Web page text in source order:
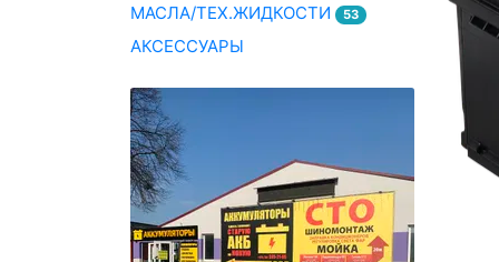
МАСЛА/ТЕХ.ЖИДКОСТИ 53
АКСЕССУАРЫ